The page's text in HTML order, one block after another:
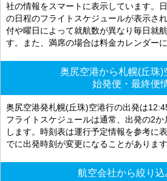
社の情報をスマートに表示しています。
の日程のフライトスケジュールが表示さ
付や曜日によって就航数が異なり毎日就
す。また、満席の場合は料金カレンダー
奥尻空港から札幌(丘珠)
始発便・最終便
奥尻空港発札幌(丘珠)空港行の出発は
フライトスケジュールは通常、出発の2
します。時刻表は運行予定情報を参考に
でに出発時刻が変更になることがあります
航空会社から絞り込